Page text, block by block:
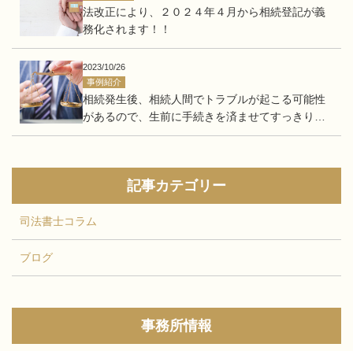
法改正により、２０２４年４月から相続登記が義
務化されます！！
2023/10/26
事例紹介
相続発生後、相続人間でトラブルが起こる可能性
があるので、生前に手続きを済ませてすっきりし
たい。
記事カテゴリー
司法書士コラム
ブログ
事務所情報